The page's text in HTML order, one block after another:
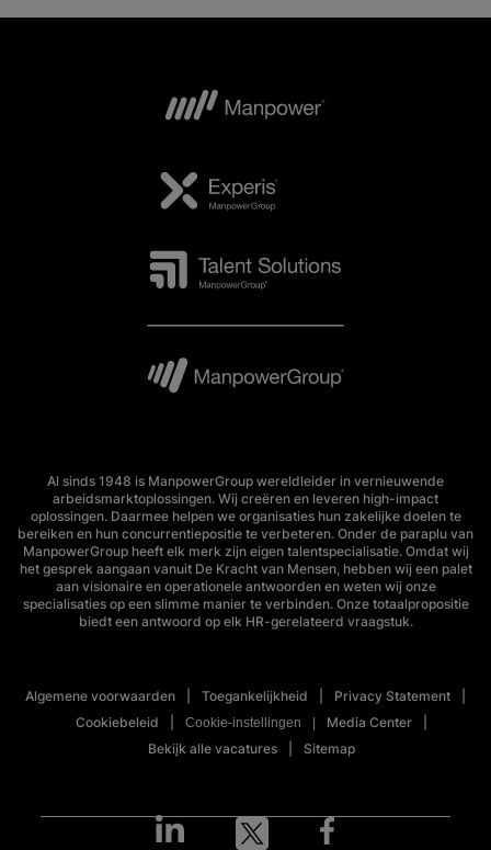
Al sinds 1948 is ManpowerGroup wereldleider in vernieuwende
arbeidsmarktoplossingen. Wij creëren en leveren high-impact
oplossingen. Daarmee helpen we organisaties hun zakelijke doelen te
bereiken en hun concurrentiepositie te verbeteren. Onder de paraplu van
ManpowerGroup heeft elk merk zijn eigen talentspecialisatie. Omdat wij
het gesprek aangaan vanuit De Kracht van Mensen, hebben wij een palet
aan visionaire en operationele antwoorden en weten wij onze
specialisaties op een slimme manier te verbinden. Onze totaalpropositie
biedt een antwoord op elk HR-gerelateerd vraagstuk.
Algemene voorwaarden Toegankelijkheid
Privacy Statement
Cookiebeleid
Cookie-instellingen
Media Center
Bekijk alle vacatures
Sitemap